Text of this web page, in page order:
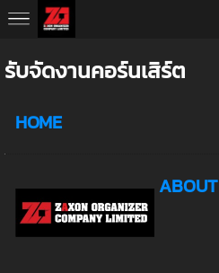
AW-10793652377
รับจัดงานคอร์นเสิร์ต
HOME
ABOUT